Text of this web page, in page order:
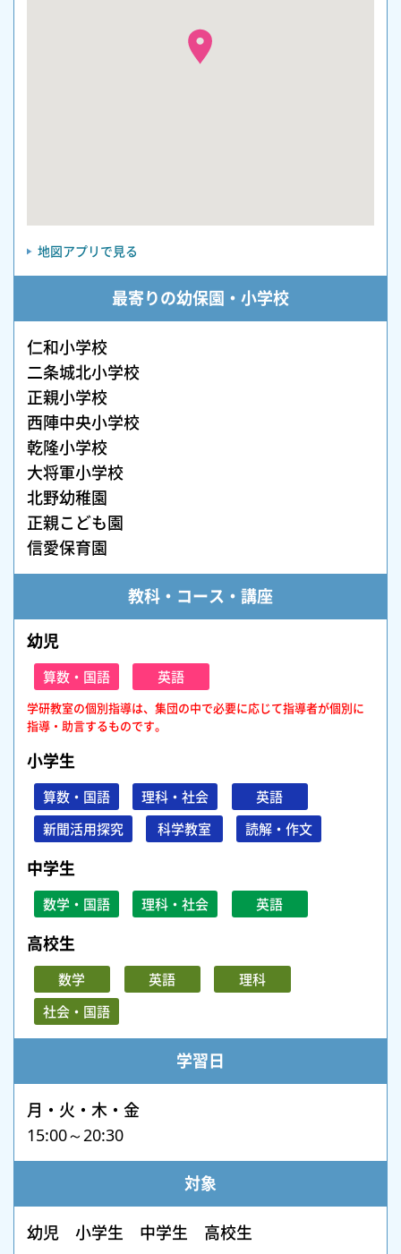
地図アプリで見る
最寄りの幼保園・小学校
仁和小学校
二条城北小学校
正親小学校
西陣中央小学校
乾隆小学校
大将軍小学校
北野幼稚園
正親こども園
信愛保育園
教科・コース・講座
幼児
算数・国語 英語
学研教室の個別指導は、集団の中で必要に応じて指導者が個別に
指導・助言するものです。
小学生
算数・国語 理科・社会
英語
新聞活用探究
科学教室 読解・作文
中学生
数学・国語 理科・社会 英語
高校生
数学 英語
理科
社会・国語
学習日
月・火・木・金
15:00～20:30
対象
幼児 小学生 中学生 高校生